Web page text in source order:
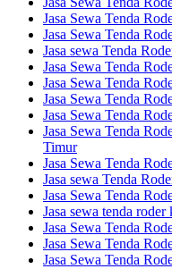
Jasa Sewa Tenda
Jasa Sewa Tenda
Jasa sewa Tenda
Jasa Sewa Tenda
Jasa Sewa Tenda
Jasa Sewa Tenda
Jasa Sewa Tenda
Jasa Sewa Tenda
Timur
Jasa Sewa Tenda
Jasa sewa Tenda
Jasa Sewa Tenda
Jasa sewa tenda
Jasa Sewa Tenda
Jasa Sewa Tenda
Jasa Sewa Tenda